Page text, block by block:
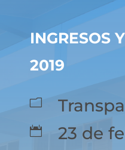
INGRESOS
2019
m
 23 de